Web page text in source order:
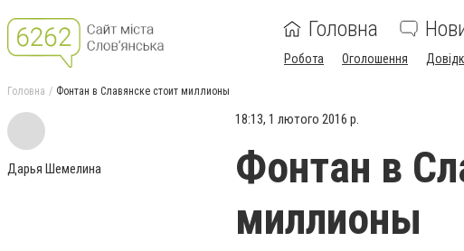
Головна
Робота Оголошення
Головна Фонтан в Славянске стоит миллионы
Дарья Шемелина
18:13, 1 лютого 2016 р.
Фонтан в
миллионы